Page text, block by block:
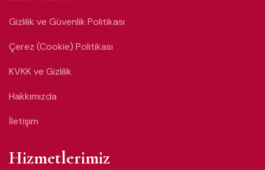
Gizlilik ve Güvenlik Politikası
Çerez (Cookie) Politikası
KVKK ve Gizlilik
Hakkımızda
İletişim
Hizmetlerimiz